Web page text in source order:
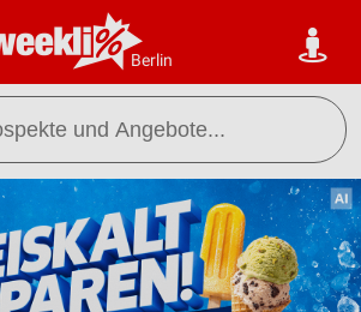
Berlin